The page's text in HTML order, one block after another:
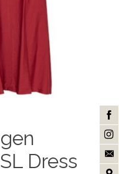
Dress